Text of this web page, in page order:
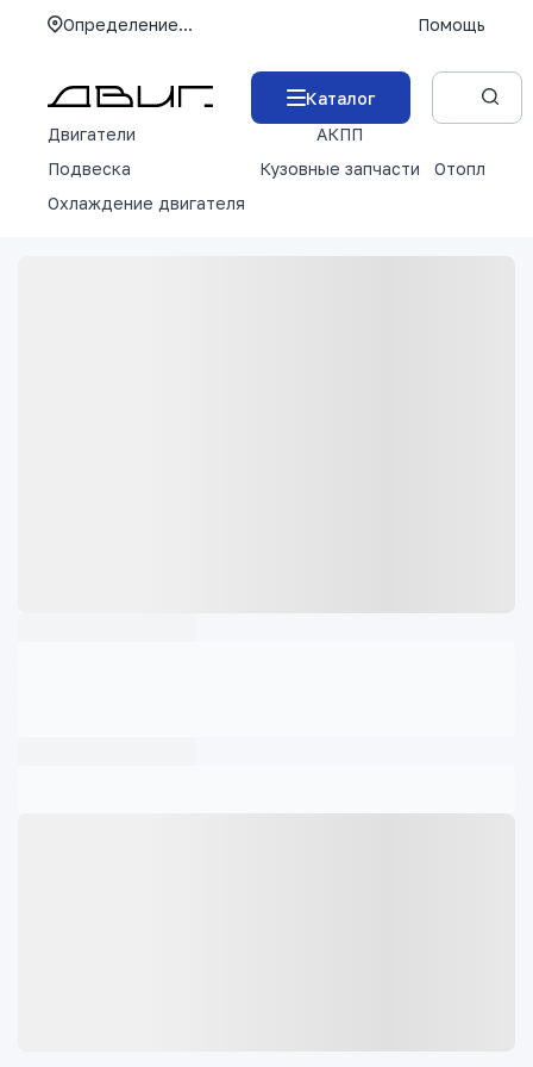
Определение... Помощь
Каталог
Двигатели
АКПП
Подвеска
Кузовные запчасти
Отопление
Охлаждение двигателя